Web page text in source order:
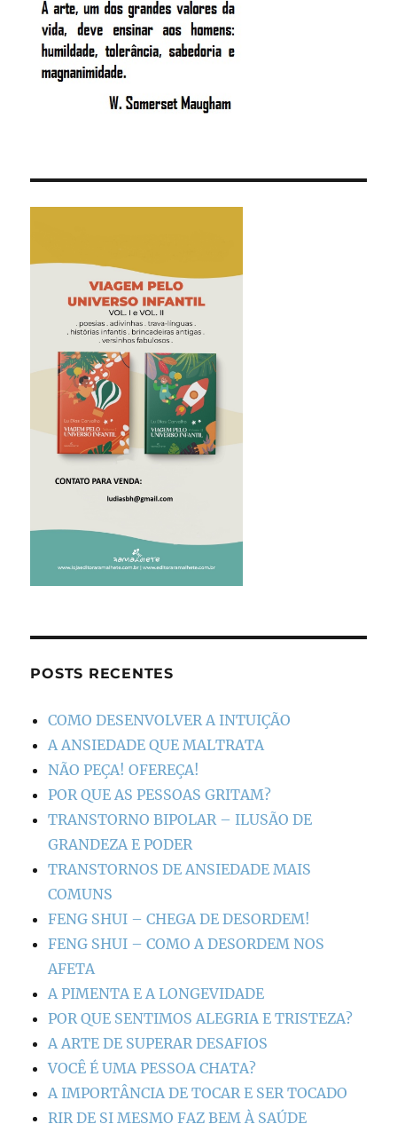
POSTS RECENTES
COMO DESENVOLVER A INTUIÇÃO
A ANSIEDADE QUE MALTRATA
NÃO PEÇA! OFEREÇA!
POR QUE AS PESSOAS GRITAM?
TRANSTORNO BIPOLAR – ILUSÃO DE
GRANDEZA E PODER
TRANSTORNOS DE ANSIEDADE MAIS
COMUNS
FENG SHUI – CHEGA DE DESORDEM!
FENG SHUI – COMO A DESORDEM NOS
AFETA
A PIMENTA E A LONGEVIDADE
POR QUE SENTIMOS ALEGRIA E TRISTEZA?
A ARTE DE SUPERAR DESAFIOS
VOCÊ É UMA PESSOA CHATA?
A IMPORTÂNCIA DE TOCAR E SER TOCADO
RIR DE SI MESMO FAZ BEM À SAÚDE